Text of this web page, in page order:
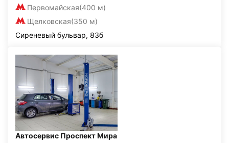
Первомайская(400 м)
Щелковская(350 м)
Сиреневый бульвар, 83б
Автосервис Проспект Мира